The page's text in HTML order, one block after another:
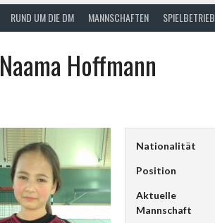
RUND UM DIE DM MANNSCHAFTEN SPIELBETRIEB
Naama Hoffmann
Nationalität
Position
Aktuelle
Mannschaft